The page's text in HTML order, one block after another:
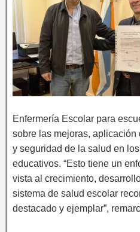
Enfermería Escolar para
sobre las mejoras,
y seguridad de la salud en
educativos. “Esto tiene un
vista al crecimiento,
sistema de salud escolar
destacado y ejemplar”,